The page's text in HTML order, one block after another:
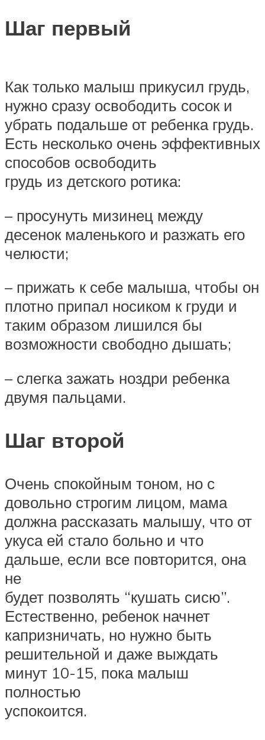
Шаг первый
Как только малыш прикусил грудь,
нужно сразу освободить сосок и
убрать подальше от ребенка грудь.
Есть несколько очень эффективных
способов освободить
грудь из детского ротика:
– просунуть мизинец между
десенок маленького и разжать его
челюсти;
– прижать к себе малыша, чтобы он
плотно припал носиком к груди и
таким образом лишился бы
возможности свободно дышать;
– слегка зажать ноздри ребенка
двумя пальцами.
Шаг второй
Очень спокойным тоном, но с
довольно строгим лицом, мама
должна рассказать малышу, что от
укуса ей стало больно и что
дальше, если все повторится, она
не
будет позволять “кушать сисю”.
Естественно, ребенок начнет
капризничать, но нужно быть
решительной и даже выждать
минут 10-15, пока малыш
полностью
успокоится.